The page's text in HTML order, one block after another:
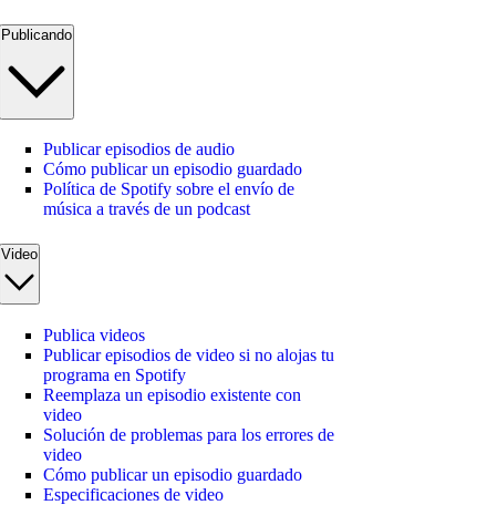
Publicando
Publicar episodios de audio
Cómo publicar un episodio guardado
Política de Spotify sobre el envío de
música a través de un podcast
Video
Publica videos
Publicar episodios de video si no alojas tu
programa en Spotify
Reemplaza un episodio existente con
video
Solución de problemas para los errores de
video
Cómo publicar un episodio guardado
Especificaciones de video